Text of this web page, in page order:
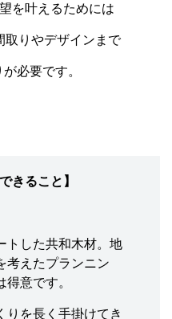
を叶えるためには
取りやデザインまで
必要です。
きること】
トした共和木材。地
考えたプランニン
意です。
を長く手掛けてき